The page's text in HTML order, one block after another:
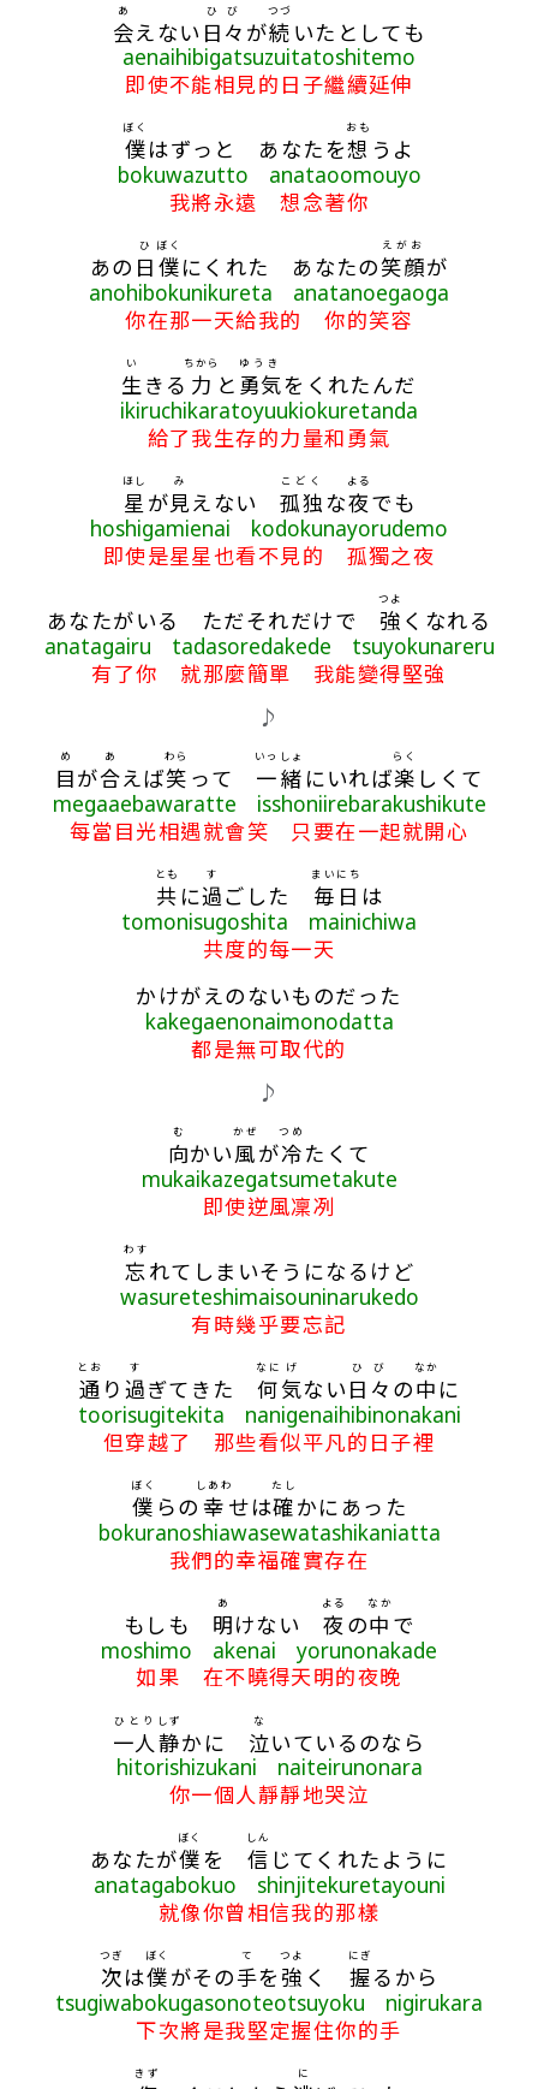
会
あ
えない 日々
ひび
が続
つづ
いたとしても
aenaihibigatsuzuitatoshitemo
即使不能相見的日子繼續延伸
僕
ぼく
はずっと あなたを想
おも
うよ
bokuwazutto anataoomouyo
我將永遠 想念著你
あの 日
ひ
僕
ぼく
にくれた あなたの笑顔
えがお
が
anohibokunikureta anatanoegaoga
你在那一天給我的 你的笑容
生
い
きる 力
ちから
と 勇気
ゆうき
をくれたんだ
ikiruchikaratoyuukiokuretanda
給了我生存的力量和勇氣
星
ほし
が見
み
えない孤独
こどく
な夜
よる
でも
hoshigamienai kodokunayorudemo
即使是星星也看不見的 孤獨之夜
あなたがいる ただそれだけで 強
つよ
くなれる
anatagairu tadasoredakede tsuyokunareru
有了你 就那麼簡單 我能變得堅強
♪
目
め
が合
あ
えば笑
わら
って 一緒
いっしょ
にいれば楽
らく
しくて
megaaebawaratte isshoniirebarakushikute
每當目光相遇就會笑 只要在一起就開心
共
とも
に過
す
ごした 毎日
まいにち
は
tomonisugoshita mainichiwa
共度的每一天
かけがえのないものだった
kakegaenonaimonodatta
都是無可取代的
♪
向
む
かい風
かぜ
が冷
つめ
たくて
mukaikazegatsumetakute
即使逆風凜冽
忘
わす
れてしまいそうになるけど
wasureteshimaisouninarukedo
有時幾乎要忘記
通
とお
り 過
す
ぎてきた何
なに
気
げ
ない 日々
ひび
の中
なか
に
toorisugitekita nanigenaihibinonakani
但穿越了 那些看似平凡的日子裡
僕
ぼく
らの 幸
しあわ
せは確
たし
かにあった
bokuranoshiawasewatashikaniatta
我們的幸福確實存在
もしも 明
あ
けない 夜
よる
の中
なか
で
moshimo akenai yorunonakade
如果 在不曉得天明的夜晚
一人
ひとり
静
しず
かに 泣
な
いているのなら
hitorishizukani naiteirunonara
你一個人靜靜地哭泣
あなたが僕
ぼく
を 信
しん
じてくれたように
anatagabokuo shinjitekuretayouni
就像你曾相信我的那樣
次
つぎ
は僕
ぼく
がその手
て
を 強
つよ
く 握
にぎ
るから
tsugiwabokugasonoteotsuyoku nigirukara
下次將是我堅定握住你的手
きず に